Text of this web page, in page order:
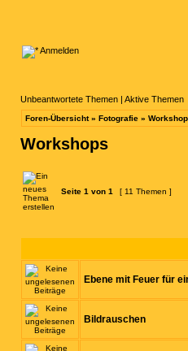
Anmelden
Unbeantwortete Themen | Aktive Themen
Foren-Übersicht» Fotografie »
Workshops
Seite 1 von 1 [ 11 Themen ]
Ebene mit Feuer für
Bildrauschen